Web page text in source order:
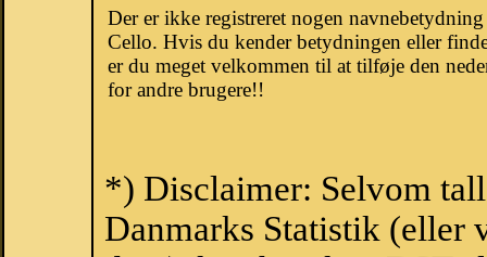
Der er ikke registreret nogen
Cello. Hvis du kender betydningen eller
er du meget velkommen til at tilføje den
for andre brugere!!
*) Disclaimer: Selvom
Danmarks Statistik (eller